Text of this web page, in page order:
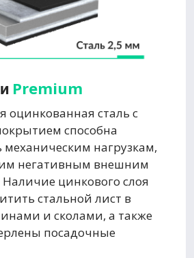
Premium
оцинкованная сталь с
способна
механическим нагрузкам,
негативным внешним
цинкового слоя
стальной лист в
и сколами, а также
посадочные